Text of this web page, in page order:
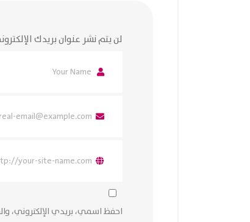
لن يتم نشر عنوان بريدك
احفظ اسمي، بريدي الإلكتروني،